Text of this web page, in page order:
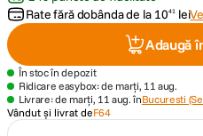
6 lavaliera
8. card memorie
Rate fără dobânda de la 1041 lei
Adaugă
În stoc în depozit
Ridicare easybox: de marți, 11 aug.
Livrare: de marți, 11 aug. înBucuresti
Vândut și livrat deF64